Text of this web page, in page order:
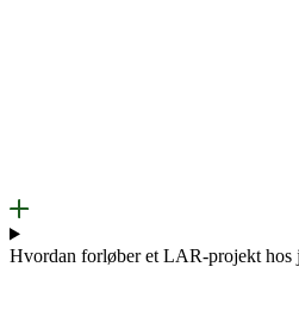
Hvordan forløber et LAR-projekt hos